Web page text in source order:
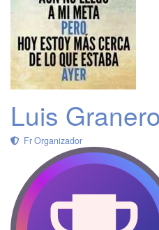
Luis
Fr Organizador